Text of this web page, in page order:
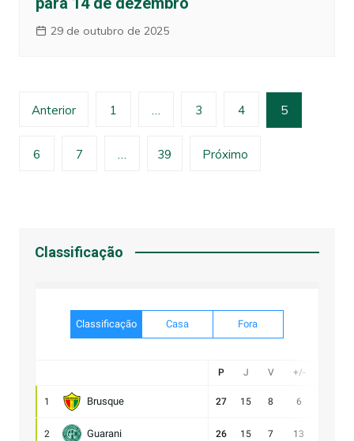
29 de outubro de 2025
Paginação
posts
Anterior 1 3 4 5
6 7 39 Próximo
Classificação
Classificação Casa Fora
P J V +/-
1 Brusque 27 15 8 6
2 Guarani 26 15 7 13